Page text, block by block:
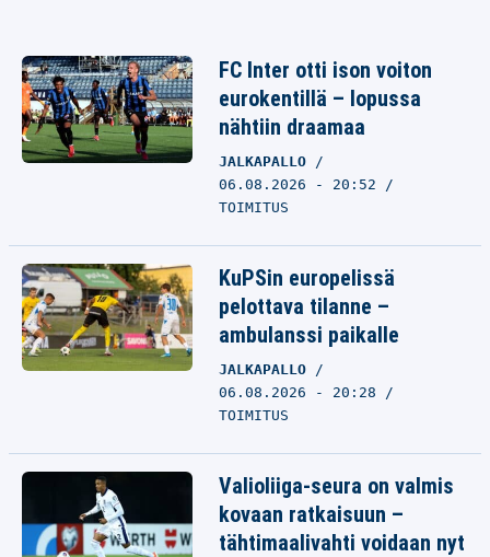
FC Inter otti ison voiton
eurokentillä – lopussa
nähtiin draamaa
JALKAPALLO
06.08.2026 - 20:52
TOIMITUS
KuPSin europelissä
pelottava tilanne –
ambulanssi paikalle
JALKAPALLO
06.08.2026 - 20:28
TOIMITUS
Valioliiga-seura on valmis
kovaan ratkaisuun –
tähtimaalivahti voidaan nyt